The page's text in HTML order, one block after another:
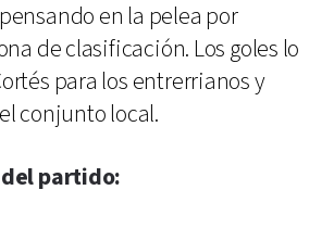
en la pelea por
de clasificación. Los goles lo
para los entrerrianos y
conjunto local.
partido: